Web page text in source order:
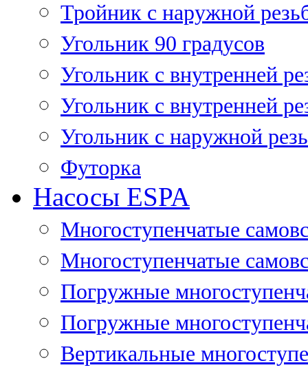
Тройник с наружной
Угольник 90 градусов
Угольник c внутренней
Угольник с внутренней
Угольник с наружной
Футорка
Насосы ESPA
Многоступенчатые
Многоступенчатые
Погружные
Погружные
Вертикальные